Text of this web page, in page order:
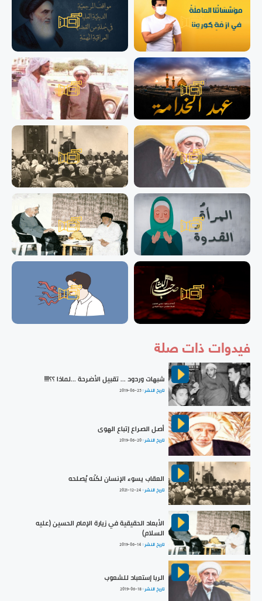
فيدوات ذات صلة
شبهات وردود ... تقبيل الأضرحة ...لماذا ؟؟!!!!
تاريخ النشر :2019-06-25
أصل الصراع إتباع الهوى
تاريخ النشر :2019-06-20
العقاب يسوء الإنسان لكنّه يُصلحه
تاريخ النشر : 2021-12-24
الأبعاد الحقيقية في زيارة الإمام الحسين (عليه
السلام)
تاريخ النشر : 2019-06-14
الربا إستعباد للشعوب
تاريخ النشر :2019-06-18